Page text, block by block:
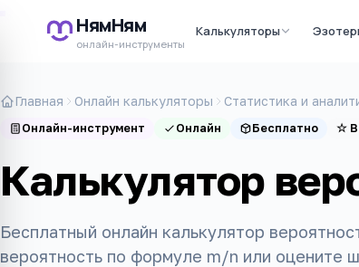
НямНям
онлайн-инструменты
Калькуляторы
Главная Онлайн калькуляторы Статистика и
Онлайн-инструмент Онлайн Бесплатно ☆
Калькулятор
Бесплатный онлайн калькулятор
вероятность по формуле m/n или оцените